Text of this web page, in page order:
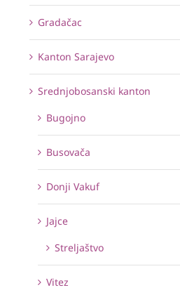
Gradačac
Kanton Sarajevo
Srednjobosanski kanton
Bugojno
Busovača
Donji Vakuf
Jajce
Streljaštvo
Vitez